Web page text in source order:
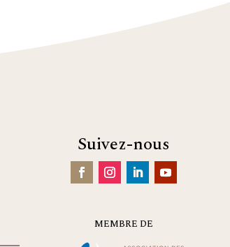
Suivez-nous
MEMBRE DE